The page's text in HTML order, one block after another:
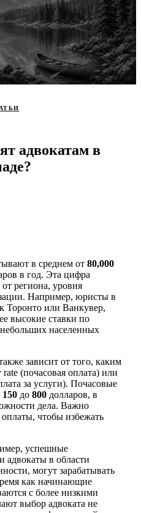
адвокатам в
в среднем от 80,000
в год. Эта цифра
региона, уровня
Например, юристы в
Торонто или Ванкувер,
высокие ставки по
населенных
зависит от того, каким
(почасовая оплата) или
за услуги). Почасовые
150 до 800 долларов, в
дела. Важно
оплаты, чтобы избежать
успешные
адвокаты в области
могут зарабатывать
как начинающие
с более низкими
выбор адвоката не